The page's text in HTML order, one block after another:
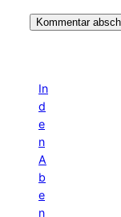
In
d
e
n
A
b
e
n